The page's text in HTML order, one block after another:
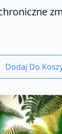
Dodaj Do